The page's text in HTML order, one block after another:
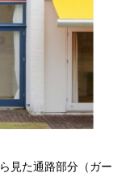
見た通路部分（ガー